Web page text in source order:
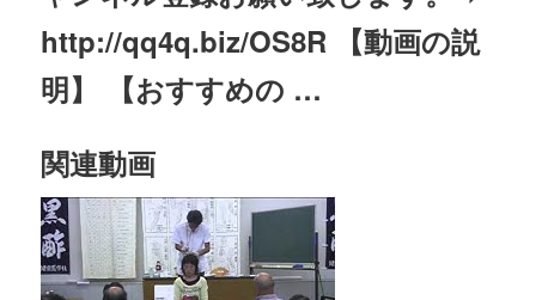
http://qq4q.biz/OS8R 【動画の説
明】 【おすすめの …
関連動画